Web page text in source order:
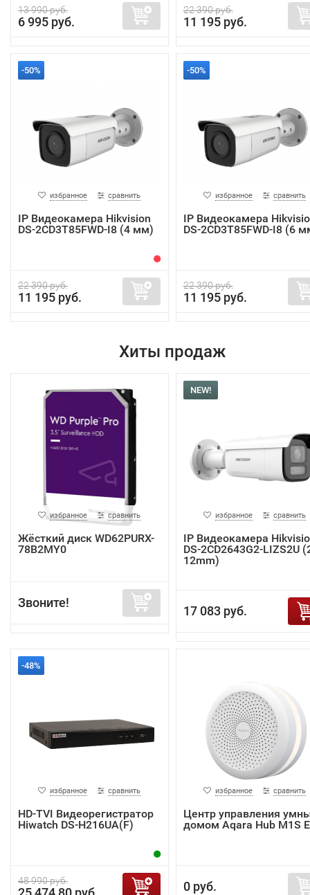
13 990 руб.
6 995 руб.
22 390 руб.
11 195 руб.
-50%
избранное сравнить
IP Видеокамера Hikvision
DS-2CD3T85FWD-I8 (4 мм)
22 390 руб.
11 195 руб.
-50%
избранное сравнить
IP Видеокамера
DS-2CD3T85FWD-I8 (6
22 390 руб.
11 195 руб.
Хиты продаж
избранное сравнить
Жёсткий диск WD62PURX-
78B2MY0
Звоните!
NEW!
избранное сравнить
IP Видеокамера
DS-2CD2643G2-LIZS2U
12mm)
17 083 руб.
-48%
избранное сравнить
HD-TVI Видеорегистратор
Hiwatch DS-H216UA(F)
48 990 руб.
избранное сравнить
Центр управления
домом Aqara Hub M1S
0 руб.